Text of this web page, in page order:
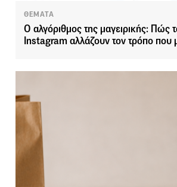
ΘΕΜΑΤΑ
Ο αλγόριθμος της μαγειρικής: Πώς
Instagram αλλάζουν τον τρόπο που